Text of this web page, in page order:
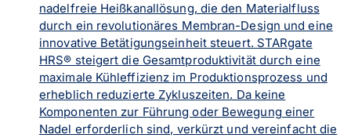
nadelfreie Heißkanallösung, die den Materialfluss
durch ein revolutionäres Membran-Design und eine
innovative Betätigungseinheit steuert. STARgate
HRS® steigert die Gesamtproduktivität durch eine
maximale Kühleffizienz im Produktionsprozess und
erheblich reduzierte Zykluszeiten. Da keine
Komponenten zur Führung oder Bewegung einer
Nadel erforderlich sind, verkürzt und vereinfacht die